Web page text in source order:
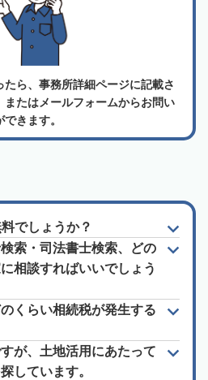
ら、事務所詳細ページに記載さ
たはメールフォームからお問い
きます。
でしょうか？
索・司法書士検索、どの
相談すればいいでしょう
くらい相続税が発生する
が、土地活用にあたって
しています。